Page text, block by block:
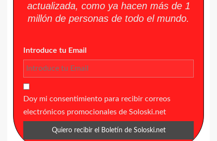
actualizada, como ya hacen más de 1
millón de personas de todo el mundo.
Introduce tu Email
Doy mi consentimiento para recibir correos
electrónicos promocionales de Soloski.net